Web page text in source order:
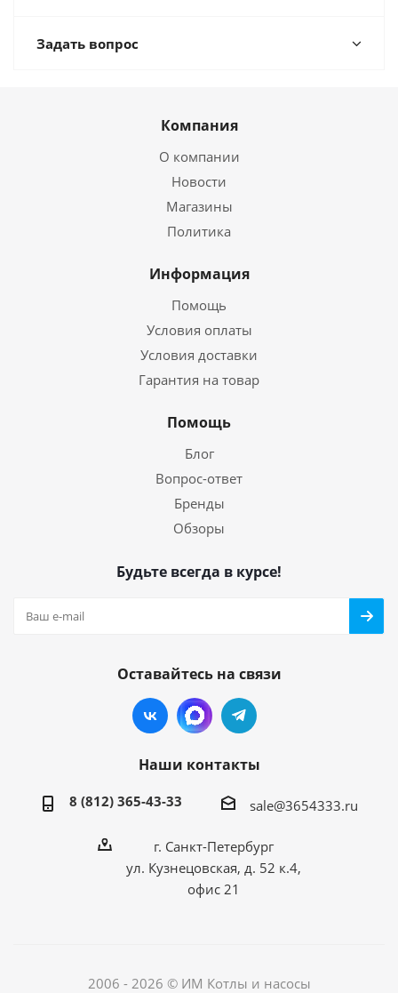
Задать вопрос
Компания
О компании
Новости
Магазины
Политика
Информация
Помощь
Условия оплаты
Условия доставки
Гарантия на товар
Помощь
Блог
Вопрос-ответ
Бренды
Обзоры
Будьте всегда в курсе!
Оставайтесь на связи
Наши контакты
8 (812) 365-43-33 sale@3654333.ru
г. Санкт-Петербург
ул. Кузнецовская, д. 52 к.4,
офис 21
2006 - 2026 © ИМ Котлы и насосы